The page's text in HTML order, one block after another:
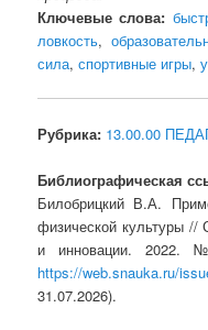
Ключевые слова:
ловкость,
сила,спортивные игры,
Рубрика: 13.00.00
Библиографическая
Билобрицкий В.А.
физической культуры //
и инновации. 2022.
https://web.snauka.ru/
31.07.2026).